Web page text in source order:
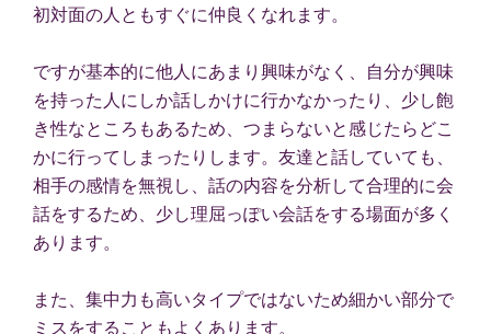
初対面の人ともすぐに仲良くなれます。
ですが基本的に他人にあまり興味がなく、自分が興味
を持った人にしか話しかけに行かなかったり、少し飽
き性なところもあるため、つまらないと感じたらどこ
かに行ってしまったりします。友達と話していても、
相手の感情を無視し、話の内容を分析して合理的に会
話をするため、少し理屈っぽい会話をする場面が多く
あります。
また、集中力も高いタイプではないため細かい部分で
ミスをすることもよくあります。